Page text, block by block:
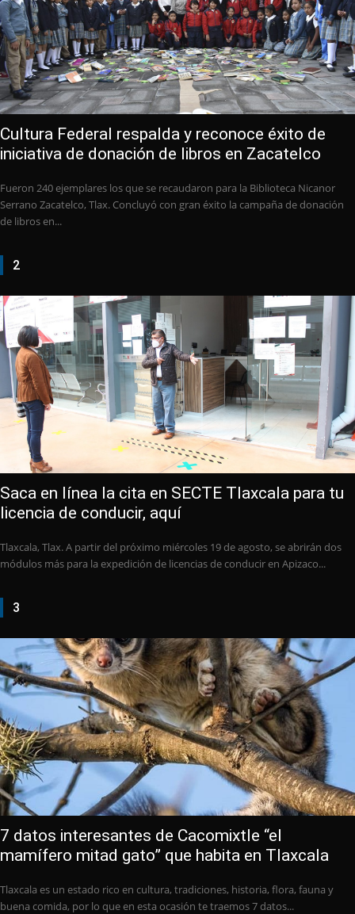
Cultura Federal respalda y reconoce éxito de
iniciativa de donación de libros en Zacatelco
Fueron 240 ejemplares los que se recaudaron para la Biblioteca Nicanor
Serrano Zacatelco, Tlax. Concluyó con gran éxito la campaña de donación
de libros en...
2
Saca en línea la cita en SECTE Tlaxcala para tu
licencia de conducir, aquí
Tlaxcala, Tlax. A partir del próximo miércoles 19 de agosto, se abrirán dos
módulos más para la expedición de licencias de conducir en Apizaco...
3
7 datos interesantes de Cacomixtle “el
mamífero mitad gato” que habita en Tlaxcala
Tlaxcala es un estado rico en cultura, tradiciones, historia, flora, fauna y
buena comida, por lo que en esta ocasión te traemos 7 datos...